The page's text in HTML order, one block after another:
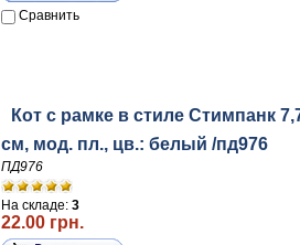
Сравнить
Кот с рамке в стиле Стимпанк
см, мод. пл., цв.: белый /пд976
ПД976
На складе: 3
22.00 грн.